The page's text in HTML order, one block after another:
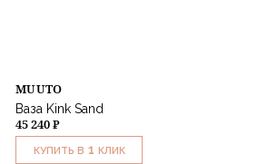
MUUTO
Ваза Kink Sand
45 240 ₽
КУПИТЬ В 1 КЛИК